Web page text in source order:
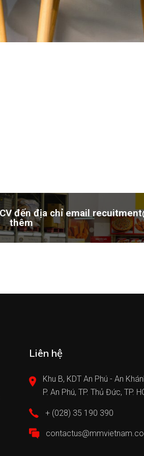
đến địa chỉ email
thêm
Liên hệ
Khu B, KDT An Phú - An
P. An Phú, TP. Thủ Đức, TP.
+ (028) 35 190 390